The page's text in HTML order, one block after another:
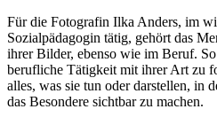
Für die Fotografin Ilka Anders, im
Sozialpädagogin tätig, gehört das
ihrer Bilder, ebenso wie im Beruf.
berufliche Tätigkeit mit ihrer Art zu
alles, was sie tun oder darstellen, in
das Besondere sichtbar zu machen.